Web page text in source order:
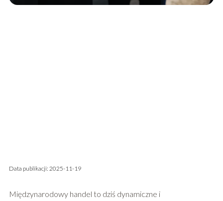
Data publikacji: 2025-11-19
Międzynarodowy handel to dziś dynamiczne i